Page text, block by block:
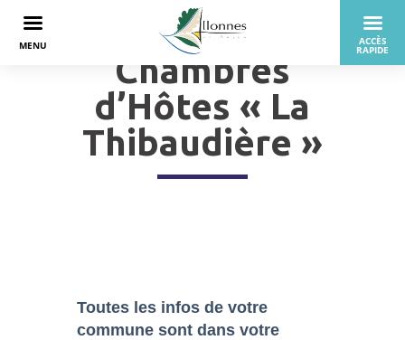
Chambres
d’Hôtes « La
Thibaudière »
Toutes les infos de votre
commune sont dans votre